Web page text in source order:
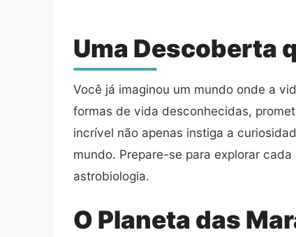
Uma Descoberta
Você já imaginou um mundo onde a
formas de vida desconhecidas,
incrível não apenas instiga a
mundo. Prepare-se para explorar
astrobiologia.
O Planeta das